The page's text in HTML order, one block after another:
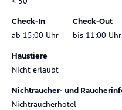
Check-In
ab 15:00 Uhr
Check-Out
bis 11:00 Uhr
Haustiere
Nicht erlaubt
Nichtraucher- und
Nichtraucherhotel